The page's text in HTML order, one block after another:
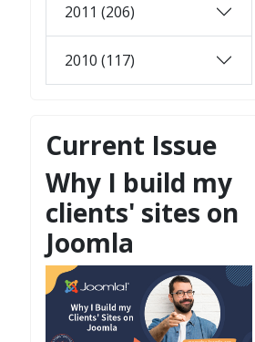
2011 (206)
2010 (117)
Current Issue
Why I build my
clients' sites on
Joomla